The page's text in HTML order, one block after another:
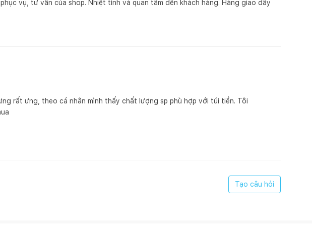
QUẢN:
bề mặt gỗ ngay khi bị bẩn.
gỗ, chúng tôi khuyến nghị nên dùng sáp và xi bóng gỗ để chà sạch và làm mới ít
vụ, tư vấn của shop. Nhiệt tình và quan tâm đến khách hàng. Hàng giao đầy
rất ưng, theo cá nhân mình thấy chất lượng sp phù hợp với túi tiền. Tôi
Tạo câu hỏi